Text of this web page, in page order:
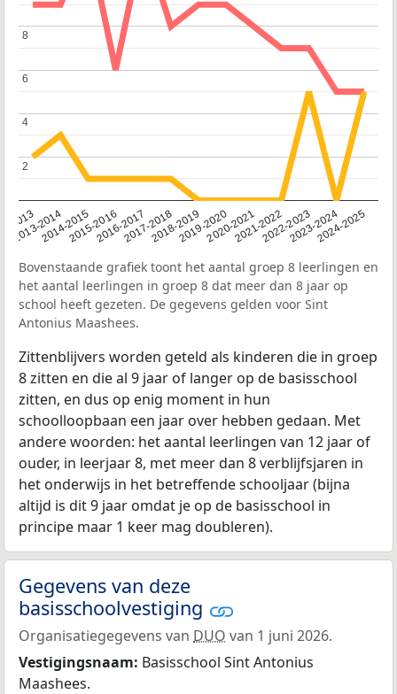
2013
2013-2014
2014-20152015-20162016-20172017-20182018-20192019-20202020-20212021-20222022-20232023-20242024-2025
2
2
4
4
6
6
8
8
Bovenstaande grafiek toont het aantal groep 8 leerlingen en
het aantal leerlingen in groep 8 dat meer dan 8 jaar op
school heeft gezeten. De gegevens gelden voor Sint
Antonius Maashees.
Zittenblijvers worden geteld als kinderen die in groep
8 zitten en die al 9 jaar of langer op de basisschool
zitten, en dus op enig moment in hun
schoolloopbaan een jaar over hebben gedaan. Met
andere woorden: het aantal leerlingen van 12 jaar of
ouder, in leerjaar 8, met meer dan 8 verblijfsjaren in
het onderwijs in het betreffende schooljaar (bijna
altijd is dit 9 jaar omdat je op de basisschool in
principe maar 1 keer mag doubleren).
Gegevens van deze
basisschoolvestiging
Organisatiegegevens van DUO van 1 juni 2026.
Vestigingsnaam: Basisschool Sint Antonius
Maashees.